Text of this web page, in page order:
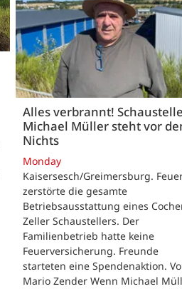
Alles verbrannt!
Michael Müller steht vor
Nichts
Monday
Kaisersesch/Greimersburg.
zerstörte die gesamte
Betriebsausstattung eines
Zeller Schaustellers. Der
Familienbetrieb hatte keine
Feuerversicherung. Freunde
starteten eine Spendenaktion.
Mario Zender Wenn Michael